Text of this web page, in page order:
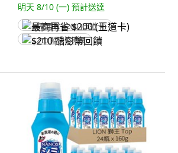
明天 8/10 (一) 預計送達
最高再省 $200 (王道卡)
$210 酷澎幣回饋